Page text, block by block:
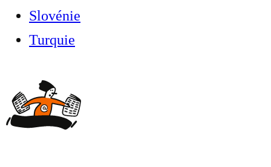
Slovénie
Turquie